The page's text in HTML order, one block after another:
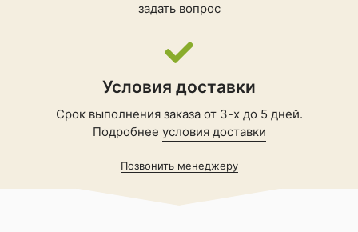
задать вопрос
Условия доставки
Срок выполнения заказа от 3-х до 5 дней.
Подробнее условия доставки
Позвонить менеджеру